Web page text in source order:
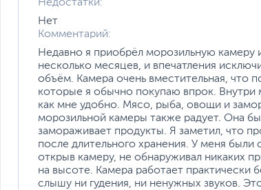
Недостатки:
Нет
Комментарий:
Недавно я приобрёл морозильную
несколько месяцев, и впечатления
объём. Камера очень вместительная, что
которые я обычно покупаю впрок. Внутри
как мне удобно. Мясо, рыба, овощи и
морозильной камеры также радует. Она
замораживает продукты. Я заметил, что
после длительного хранения. У меня были
открыв камеру, не обнаруживал никаких
на высоте. Камера работает практически
слышу ни гудения, ни ненужных звуков.